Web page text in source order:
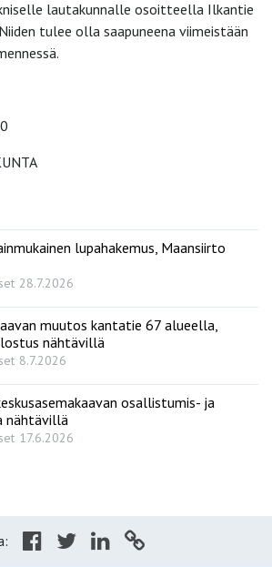
lautakunnalle osoitteella Ilkantie
tulee olla saapuneena viimeistään
lupahakemus, Maansiirto
28.7.2026
muutos kantatie 67 alueella,
nähtävillä
8.7.2026
osallistumis- ja
nähtävillä
17.6.2026